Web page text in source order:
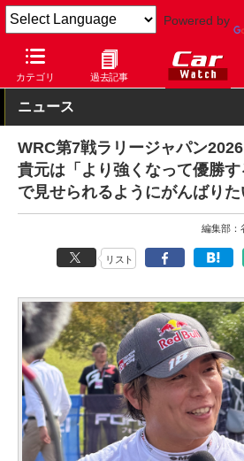
Powered by
カテゴリ 過去記事
Car Watch モータースポーツ ラリー
ニュース
WRC第7戦ラリージャパン
貴元は「より強くなって優勝
で見せられるようにがんばり
編集部：
リスト